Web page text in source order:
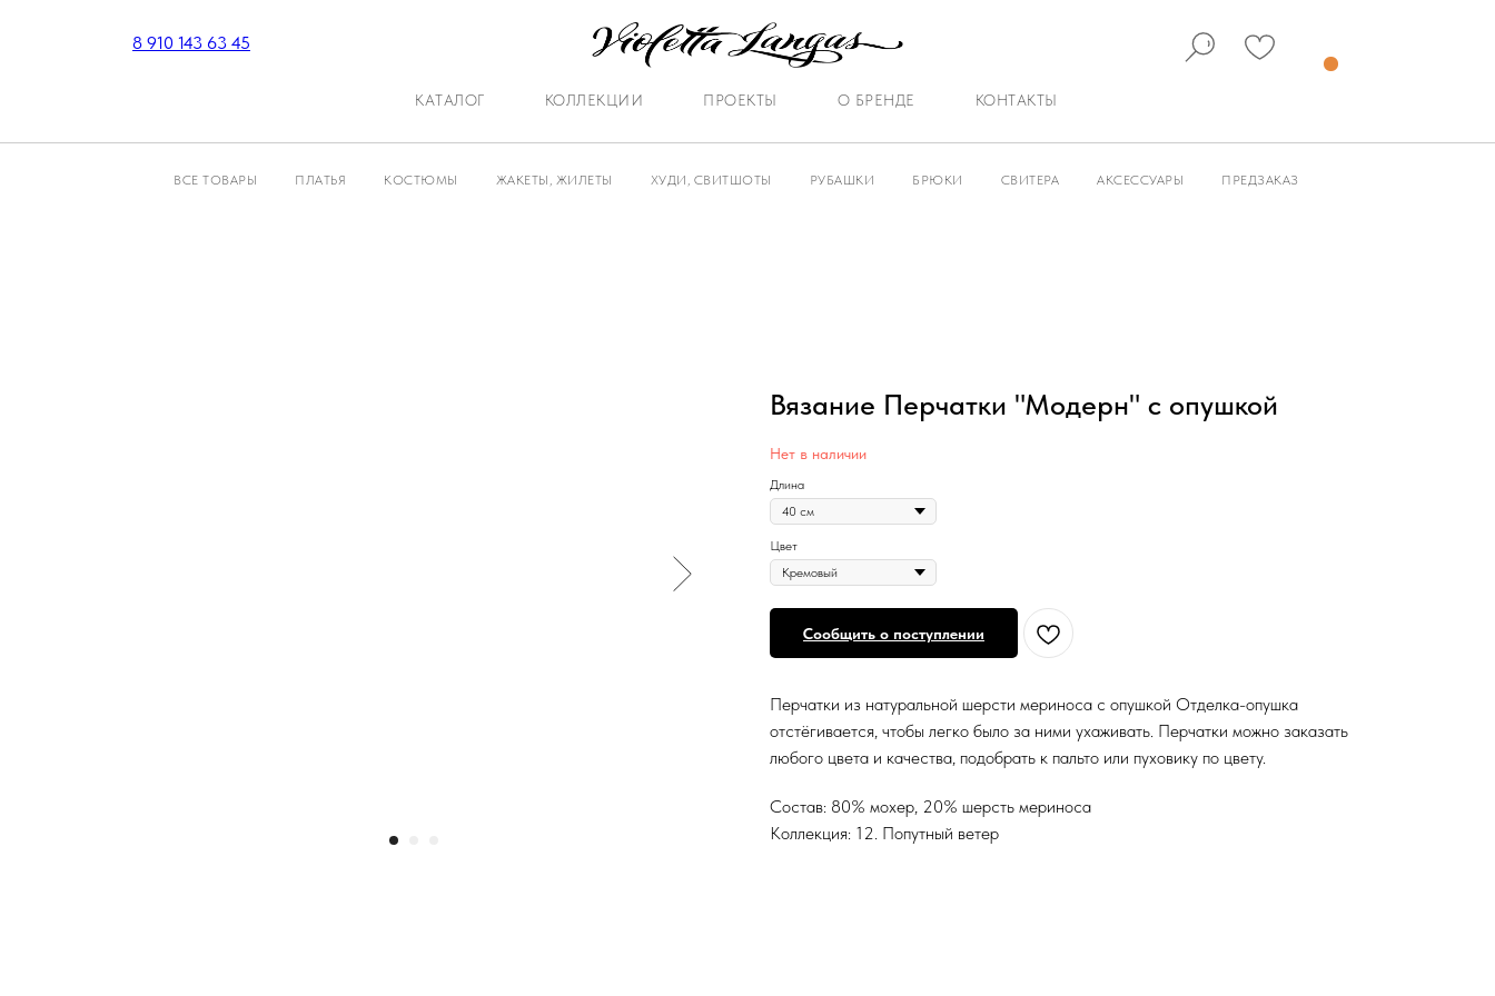
8 910 143 63 45
КАТАЛОГ КОЛЛЕКЦИИ ПРОЕКТЫ О БРЕНДЕ КОНТАКТЫ
ВСЕ ТОВАРЫ ПЛАТЬЯ КОСТЮМЫ ЖАКЕТЫ, ЖИЛЕТЫ ХУДИ, СВИТШОТЫ РУБАШКИ БРЮКИ СВИТЕРА АКСЕССУАРЫ ПРЕДЗАКАЗ
Вязание Перчатки "Модерн" с опушкой
Нет в наличии
Длина
Цвет
Сообщить о поступлении
Перчатки из натуральной шерсти мериноса с опушкой Отделка-опушка
отстёгивается, чтобы легко было за ними ухаживать. Перчатки можно заказать
любого цвета и качества, подобрать к пальто или пуховику по цвету.
Состав: 80% мохер, 20% шерсть мериноса
Коллекция: 12. Попутный ветер